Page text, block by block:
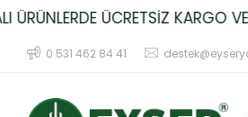
ÜCRETSİZ KARGO VE
0 531 462 84 41